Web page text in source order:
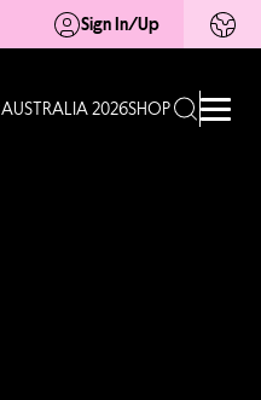
Sign In/Up
AUSTRALIA 2026SHOP